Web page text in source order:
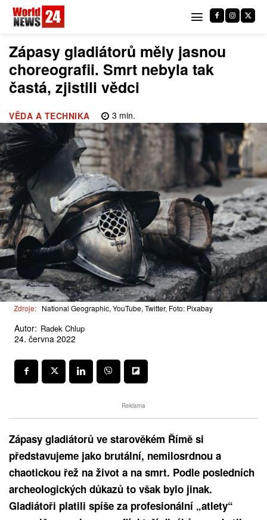
Zápasy gladiátorů měly jasnou
choreografii. Smrt nebyla tak
častá, zjistili vědci
VĚDA A TECHNIKA 3 min.
Zdroje: National Geographic, YouTube, Twitter, Foto: Pixabay
Autor: Radek Chlup
24. června 2022
Reklama
Zápasy gladiátorů ve starověkém Římě si
představujeme jako brutální, nemilosrdnou a
chaotickou řež na život a na smrt. Podle posledních
archeologických důkazů to však bylo jinak.
Gladiátoři platili spíše za profesionální „atlety“